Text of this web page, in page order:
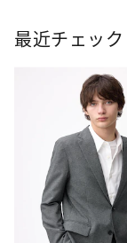
最近チェッ